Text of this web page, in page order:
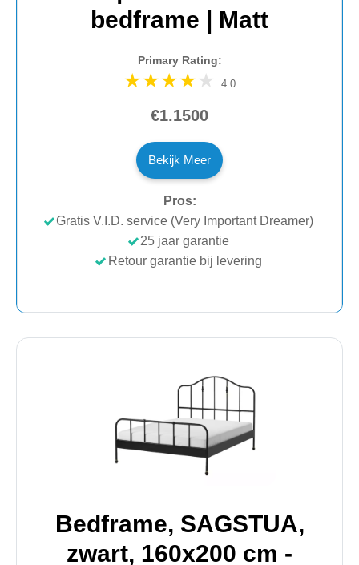
bedframe | Matt
Primary Rating:
4.0
€1.1500
Bekijk Meer
Pros:
Gratis V.I.D. service (Very Important Dreamer)
25 jaar garantie
Retour garantie bij levering
Bedframe, SAGSTUA,
zwart, 160x200 cm -